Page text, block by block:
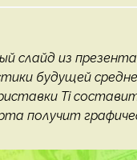
слайд из
будущей
Ti
получит